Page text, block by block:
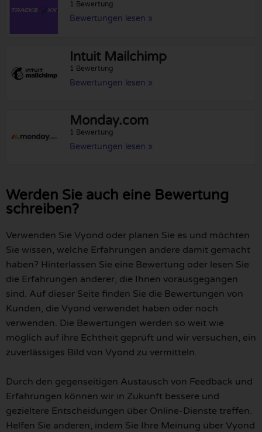
1 Bewertung
Bewertungen lesen »
Intuit Mailchimp
1 Bewertung
Bewertungen lesen »
Monday.com
1 Bewertung
Bewertungen lesen »
Werden Sie auch eine Bewertung
schreiben?
Verwenden Sie Vyond oder planen Sie es und möchten
Sie wissen, welche Erfahrungen andere damit gemacht
haben? Hinterlassen Sie eine Bewertung oder lesen Sie
die Erfahrungen anderer, die Ihnen vorausgegangen
sind. Auf dieser Seite finden Sie die Bewertungen von
Kunden, die Vyond verwendet haben oder noch
verwenden. Die Bewertungen werden so weit wie
möglich auf ihre Echtheit geprüft und wir versuchen, ein
zuverlässiges Bild von Vyond zu vermitteln.
Durch den gegenseitigen Austausch von Feedback und
Erfahrungen können wir in Zukunft bessere und
gezieltere Entscheidungen über Online-Dienste treffen.
Helfen Sie anderen, indem Sie Ihre Meinung über Vyond